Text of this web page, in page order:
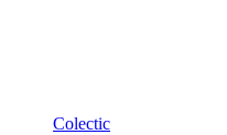
Colectic